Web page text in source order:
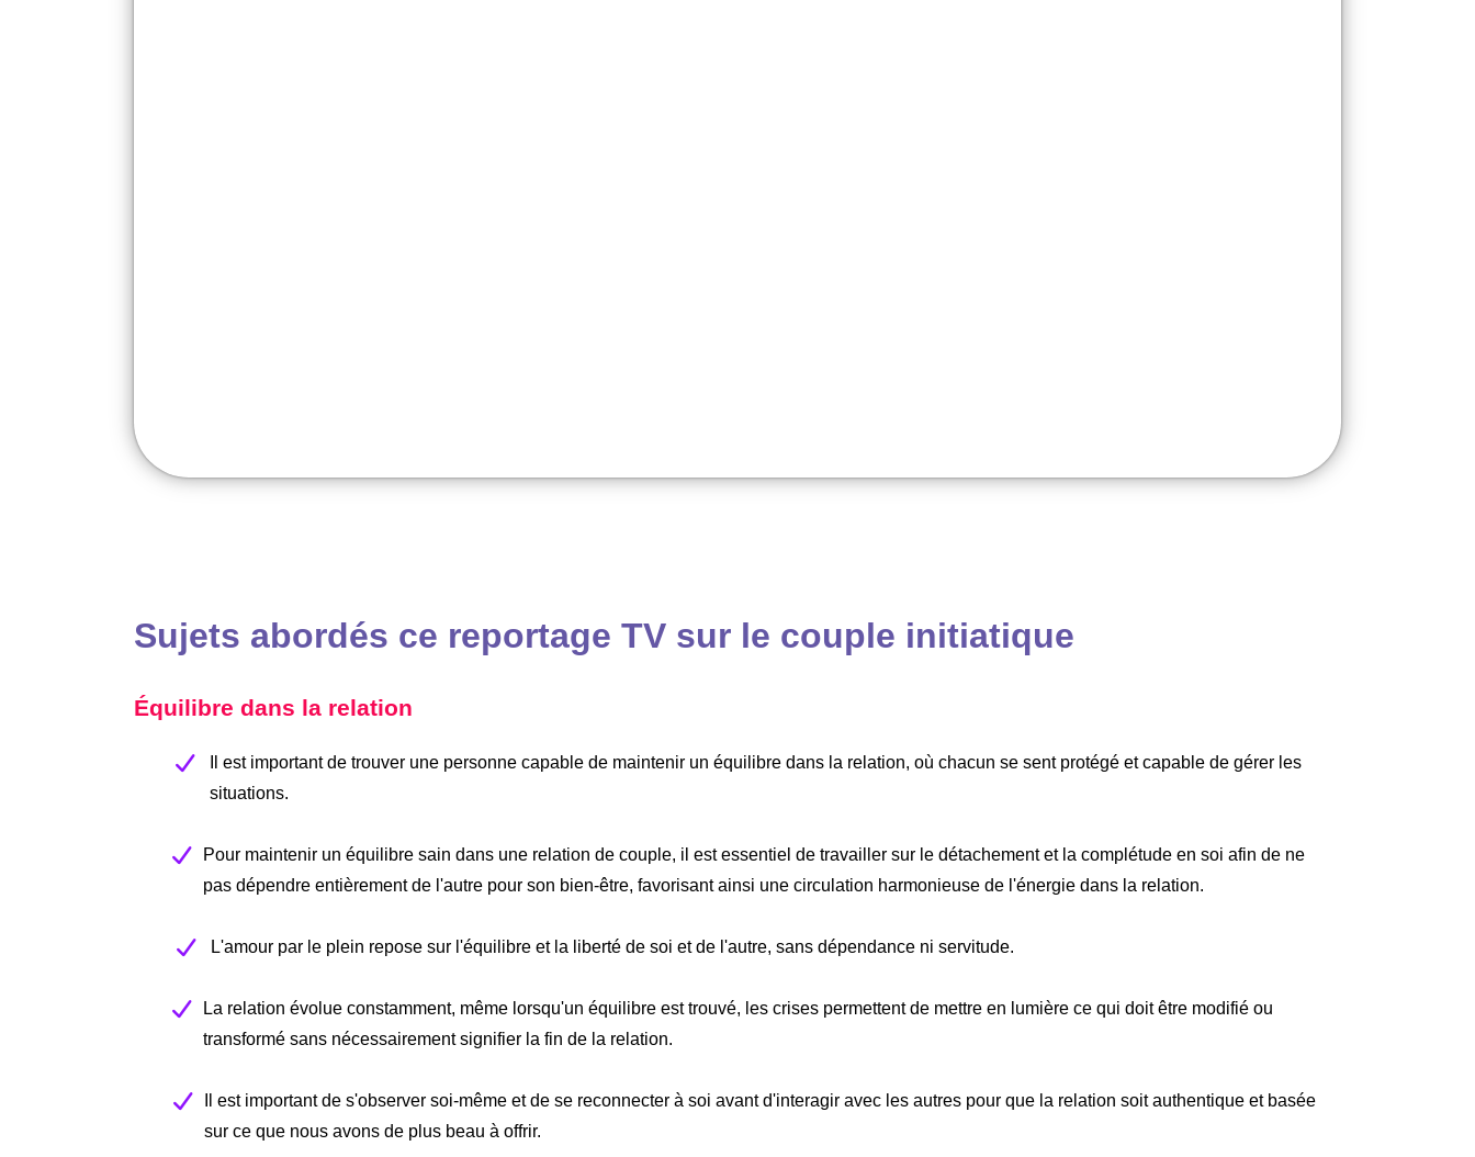
Sujets abordés ce reportage TV sur le couple initiatique
Équilibre dans la relation
Il est important de trouver une personne capable de maintenir un équilibre dans la relation, où chacun se sent protégé et capable de gérer les
situations.
Pour maintenir un équilibre sain dans une relation de couple, il est essentiel de travailler sur le détachement et la complétude en soi afin de ne
pas dépendre entièrement de l'autre pour son bien-être, favorisant ainsi une circulation harmonieuse de l'énergie dans la relation.
L'amour par le plein repose sur l'équilibre et la liberté de soi et de l'autre, sans dépendance ni servitude.
La relation évolue constamment, même lorsqu'un équilibre est trouvé, les crises permettent de mettre en lumière ce qui doit être modifié ou
transformé sans nécessairement signifier la fin de la relation.
Il est important de s'observer soi-même et de se reconnecter à soi avant d'interagir avec les autres pour que la relation soit authentique et basée
sur ce que nous avons de plus beau à offrir.